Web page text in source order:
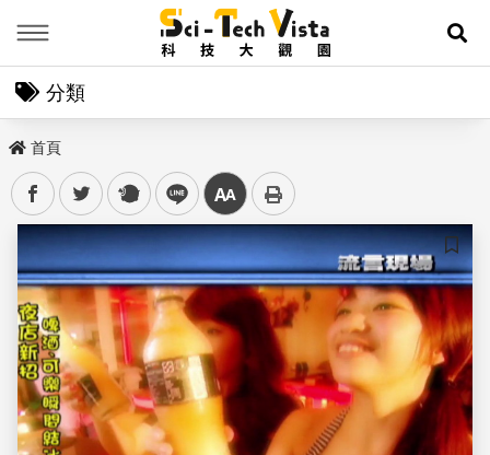
展
分類
首頁
facebooktwitter plurk line 中
儲存